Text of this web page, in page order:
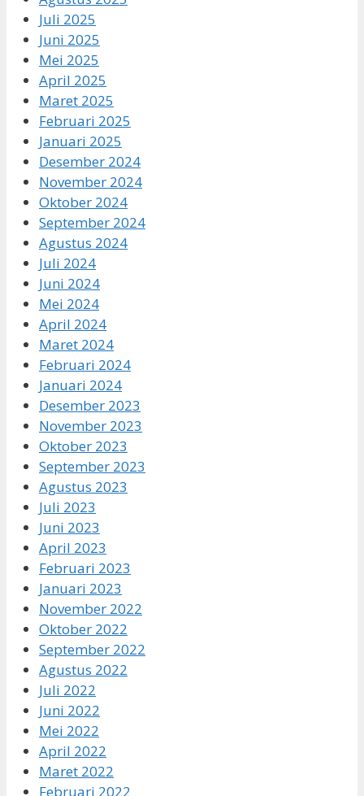
Juli 2025
Juni 2025
Mei 2025
April 2025
Maret 2025
Februari 2025
Januari 2025
Desember 2024
November 2024
Oktober 2024
September 2024
Agustus 2024
Juli 2024
Juni 2024
Mei 2024
April 2024
Maret 2024
Februari 2024
Januari 2024
Desember 2023
November 2023
Oktober 2023
September 2023
Agustus 2023
Juli 2023
Juni 2023
April 2023
Februari 2023
Januari 2023
November 2022
Oktober 2022
September 2022
Agustus 2022
Juli 2022
Juni 2022
Mei 2022
April 2022
Maret 2022
Februari 2022